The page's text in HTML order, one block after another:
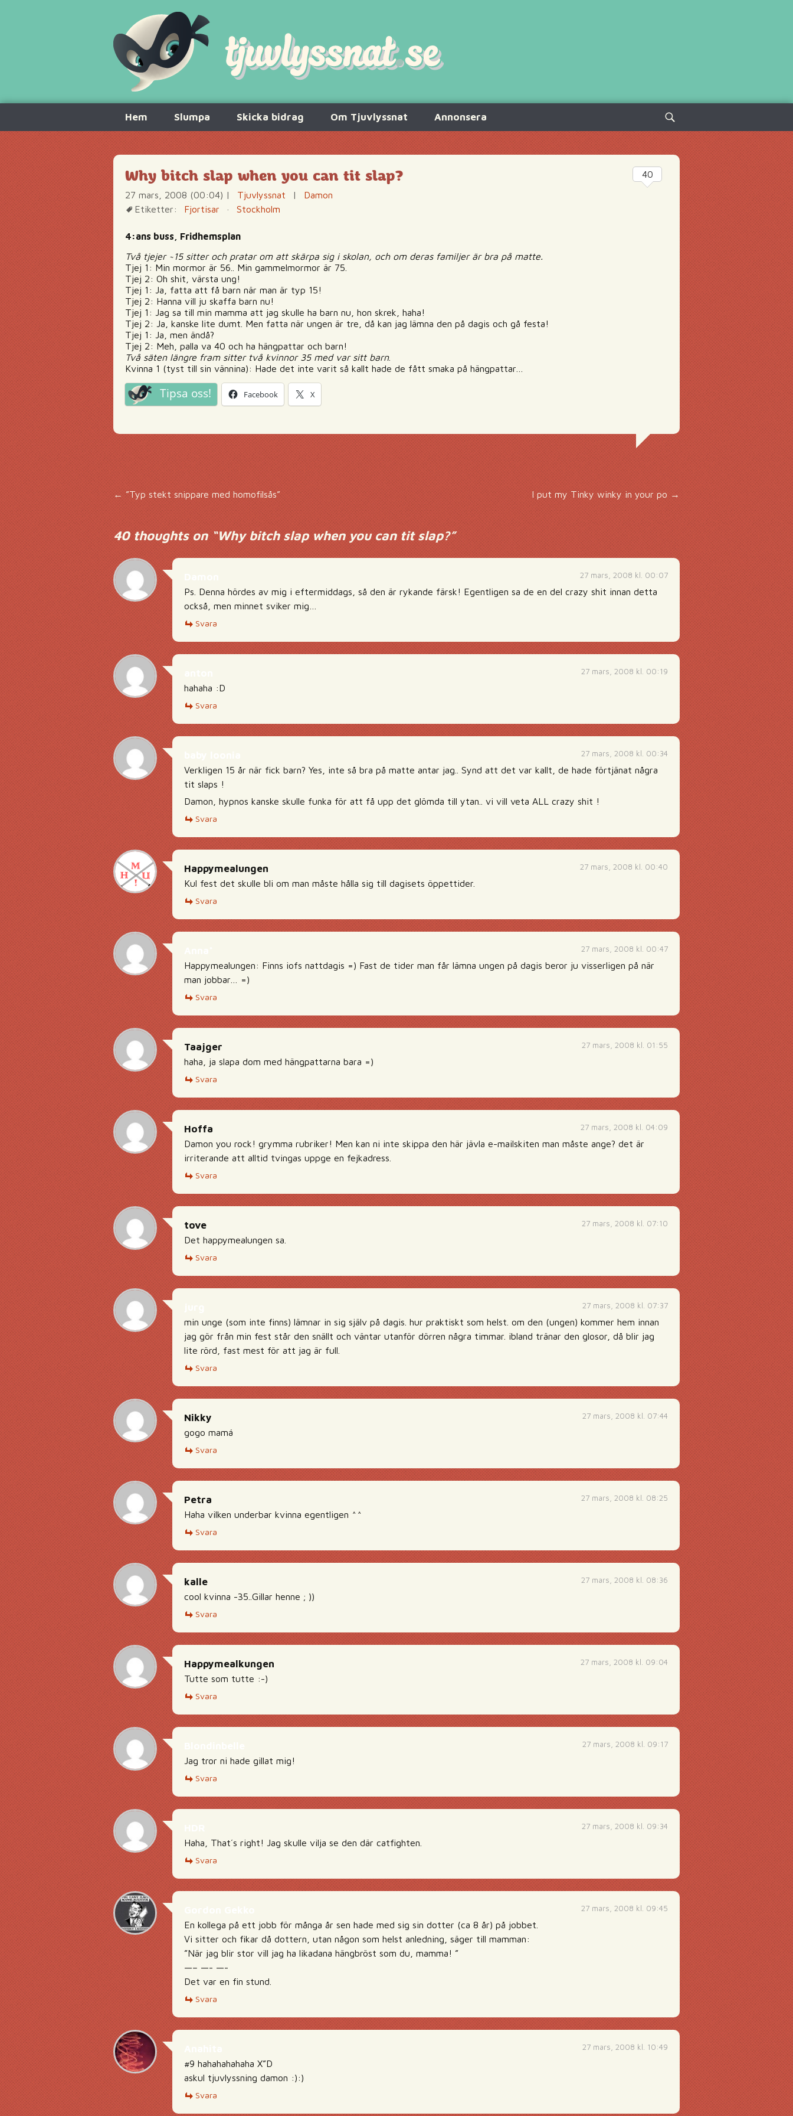
innehåll
Hem Slumpa Skicka bidrag Om Tjuvlyssnat Annonsera
Sök
efter:
Why bitch slap when you can tit slap?
27 mars, 2008 (00:04) | Tjuvlyssnat |
Damon
Etiketter:
Fjortisar · Stockholm
4:ans buss, Fridhemsplan
Två tjejer ~15 sitter och pratar om att skärpa sig i skolan, och om deras familjer är bra på matte.
Tjej 1: Min mormor är 56.. Min gammelmormor är 75.
Tjej 2: Oh shit, värsta ung!
Tjej 1: Ja, fatta att få barn när man är typ 15!
Tjej 2: Hanna vill ju skaffa barn nu!
Tjej 1: Jag sa till min mamma att jag skulle ha barn nu, hon skrek, haha!
Tjej 2: Ja, kanske lite dumt. Men fatta när ungen är tre, då kan jag lämna den på dagis och gå festa!
Tjej 1: Ja, men ändå?
Tjej 2: Meh, palla va 40 och ha hängpattar och barn!
Två säten längre fram sitter två kvinnor 35 med var sitt barn.
Kvinna 1 (tyst till sin vännina): Hade det inte varit så kallt hade de fått smaka på hängpattar…
Tipsa oss! Facebook X
40
Inläggsnavigering
← ”Typ stekt snippare med homofilsås” I put my Tinky winky in your po →
40 thoughts on “Why bitch slap when you can tit slap?”
27 mars, 2008 kl. 00:07
Ps. Denna hördes av mig i eftermiddags, så den är rykande färsk! Egentligen sa de en del crazy shit innan detta
också, men minnet sviker mig…
Svara
27 mars, 2008 kl. 00:19
hahaha :D
Svara
27 mars, 2008 kl. 00:34
Verkligen 15 år när fick barn? Yes, inte så bra på matte antar jag.. Synd att det var kallt, de hade förtjänat några
tit slaps !
Damon, hypnos kanske skulle funka för att få upp det glömda till ytan.. vi vill veta ALL crazy shit !
Svara
27 mars, 2008 kl. 00:40
Happymealungen
Kul fest det skulle bli om man måste hålla sig till dagisets öppettider.
Svara
27 mars, 2008 kl. 00:47
Happymealungen: Finns iofs nattdagis =) Fast de tider man får lämna ungen på dagis beror ju visserligen på när
man jobbar… =)
Svara
27 mars, 2008 kl. 01:55
Taajger
haha, ja slapa dom med hängpattarna bara =)
Svara
27 mars, 2008 kl. 04:09
Hoffa
Damon you rock! grymma rubriker! Men kan ni inte skippa den här jävla e-mailskiten man måste ange? det är
irriterande att alltid tvingas uppge en fejkadress.
Svara
27 mars, 2008 kl. 07:10
tove
Det happymealungen sa.
Svara
27 mars, 2008 kl. 07:37
min unge (som inte finns) lämnar in sig själv på dagis. hur praktiskt som helst. om den (ungen) kommer hem innan
jag gör från min fest står den snällt och väntar utanför dörren några timmar. ibland tränar den glosor, då blir jag
lite rörd, fast mest för att jag är full.
Svara
27 mars, 2008 kl. 07:44
Nikky
gogo mamá
Svara
27 mars, 2008 kl. 08:25
Petra
Haha vilken underbar kvinna egentligen ^^
Svara
27 mars, 2008 kl. 08:36
kalle
cool kvinna -35..Gillar henne ; ))
Svara
27 mars, 2008 kl. 09:04
Happymealkungen
Tutte som tutte :-)
Svara
27 mars, 2008 kl. 09:17
Jag tror ni hade gillat mig!
Svara
27 mars, 2008 kl. 09:34
Haha, That´s right! Jag skulle vilja se den där catfighten.
Svara
27 mars, 2008 kl. 09:45
En kollega på ett jobb för många år sen hade med sig sin dotter (ca 8 år) på jobbet.
Vi sitter och fikar då dottern, utan någon som helst anledning, säger till mamman:
”När jag blir stor vill jag ha likadana hängbröst som du, mamma! ”
—– —- —-
Det var en fin stund.
Svara
27 mars, 2008 kl. 10:49
#9 hahahahahaha X”D
askul tjuvlyssning damon :):)
Svara